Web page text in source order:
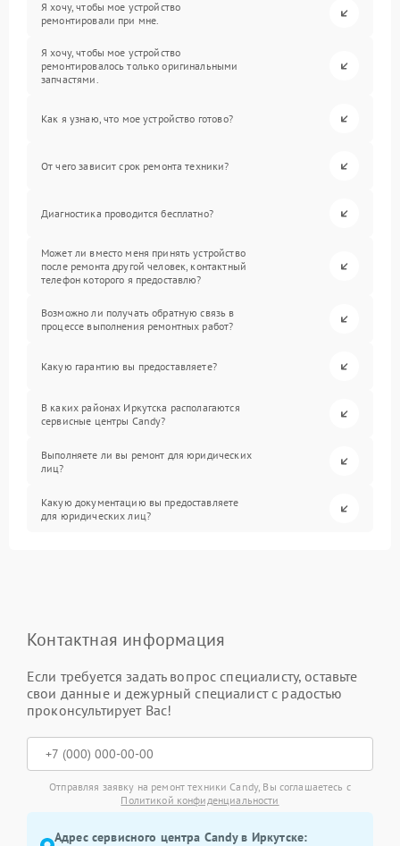
Я хочу, чтобы мое устройство
ремонтировали при мне.
Я хочу, чтобы мое устройство
ремонтировалось только оригинальными
запчастями.
Как я узнаю, что мое устройство готово?
От чего зависит срок ремонта техники?
Диагностика проводится бесплатно?
Может ли вместо меня принять устройство
после ремонта другой человек, контактный
телефон которого я предоставлю?
Возможно ли получать обратную связь в
процессе выполнения ремонтных работ?
Какую гарантию вы предоставляете?
В каких районах Иркутска располагаются
сервисные центры Candy?
Выполняете ли вы ремонт для юридических
лиц?
Какую документацию вы предоставляете
для юридических лиц?
Контактная информация
Если требуется задать вопрос специалисту, оставьте
свои данные и дежурный специалист с радостью
проконсультирует Вас!
Отправляя заявку на ремонт техники Candy, Вы соглашаетесь с
Политикой конфиденциальности
Адрес сервисного центра Candy в Иркутске: